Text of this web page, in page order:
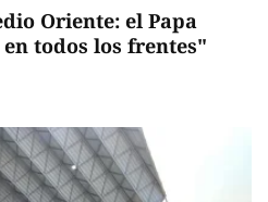
Oriente: el Papa
todos los frentes"